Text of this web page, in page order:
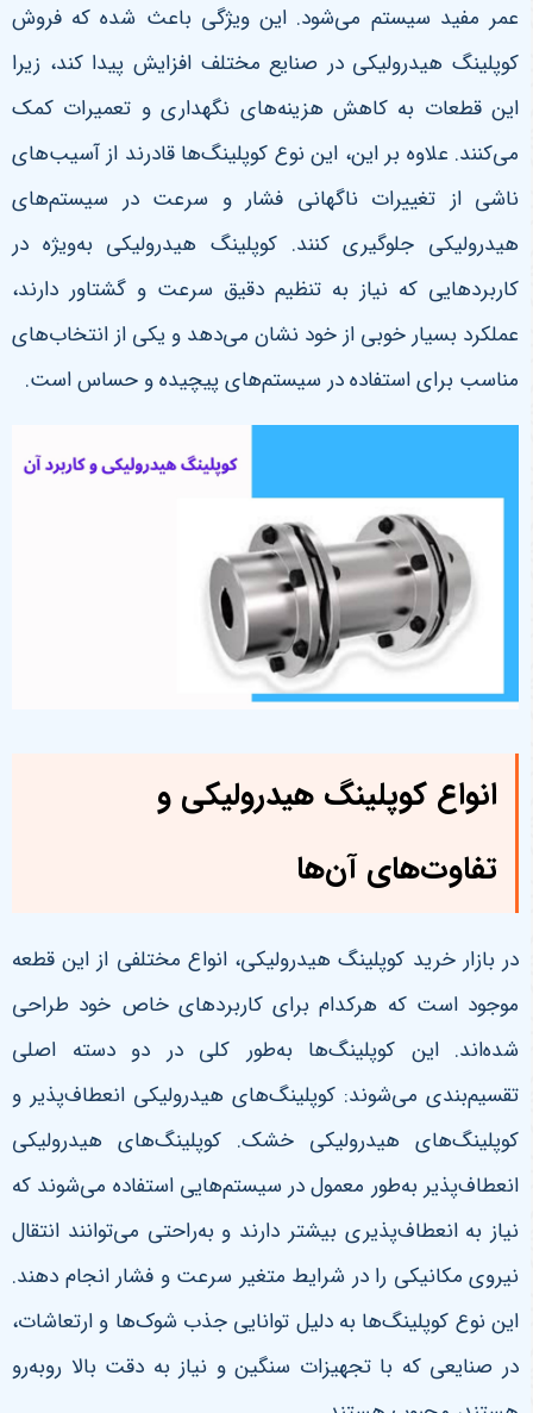
عمر مفید سیستم می‌شود. این ویژگی باعث شده که فروش
کوپلینگ هیدرولیکی در صنایع مختلف افزایش پیدا کند، زیرا
این قطعات به کاهش هزینه‌های نگهداری و تعمیرات کمک
می‌کنند. علاوه بر این، این نوع کوپلینگ‌ها قادرند از آسیب‌های
ناشی از تغییرات ناگهانی فشار و سرعت در سیستم‌های
هیدرولیکی جلوگیری کنند. کوپلینگ هیدرولیکی به‌ویژه در
کاربردهایی که نیاز به تنظیم دقیق سرعت و گشتاور دارند،
عملکرد بسیار خوبی از خود نشان می‌دهد و یکی از انتخاب‌های
مناسب برای استفاده در سیستم‌های پیچیده و حساس است.
انواع کوپلینگ هیدرولیکی و
تفاوت‌های آن‌ها
در بازار خرید کوپلینگ هیدرولیکی، انواع مختلفی از این قطعه
موجود است که هرکدام برای کاربردهای خاص خود طراحی
شده‌اند. این کوپلینگ‌ها به‌طور کلی در دو دسته اصلی
تقسیم‌بندی می‌شوند: کوپلینگ‌های هیدرولیکی انعطاف‌پذیر و
کوپلینگ‌های هیدرولیکی خشک. کوپلینگ‌های هیدرولیکی
انعطاف‌پذیر به‌طور معمول در سیستم‌هایی استفاده می‌شوند که
نیاز به انعطاف‌پذیری بیشتر دارند و به‌راحتی می‌توانند انتقال
نیروی مکانیکی را در شرایط متغیر سرعت و فشار انجام دهند.
این نوع کوپلینگ‌ها به دلیل توانایی جذب شوک‌ها و ارتعاشات،
در صنایعی که با تجهیزات سنگین و نیاز به دقت بالا روبه‌رو